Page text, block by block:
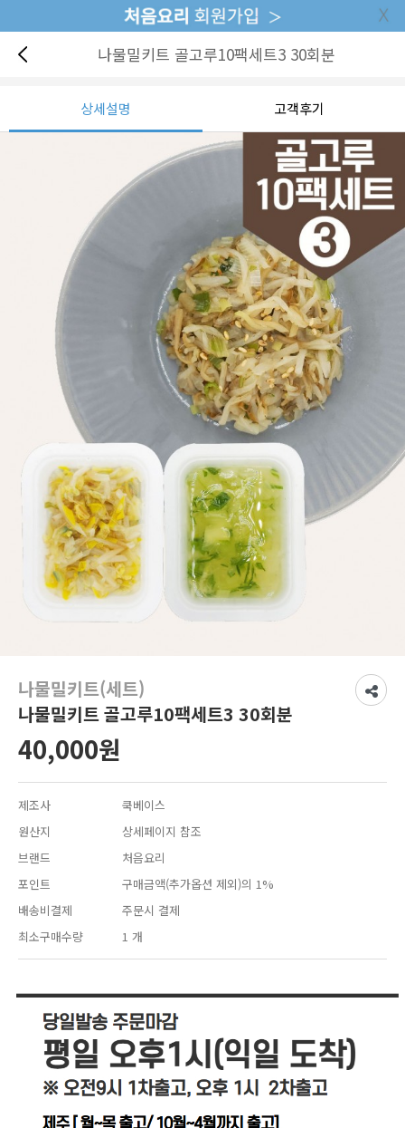
나물밀키트 골고루10팩세트3 30회분
상세설명 고객후기
나물밀키트(세트)
나물밀키트 골고루10팩세트3 30회분
40,000원
제조사
쿡베이스
원산지
상세페이지 참조
브랜드
처음요리
포인트
구매금액(추가옵션 제외)의 1%
배송비결제
주문시 결제
최소구매수량
1 개